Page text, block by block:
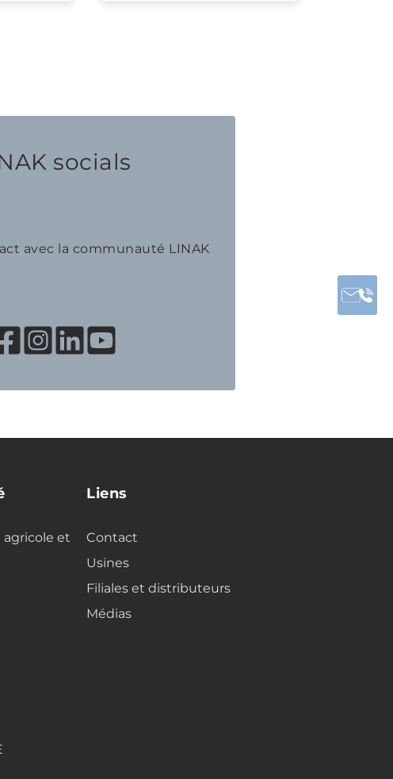
socials
avec la communauté LINAK
et
Liens
Contact
Usines
Filiales et distributeurs
Médias